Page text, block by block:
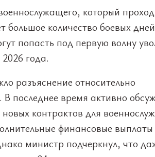
который
большое количество боевых
попасть под первую волну
года.
разъяснение относительно
последнее время активно
контрактов для
финансовые
министр подчеркнул, что